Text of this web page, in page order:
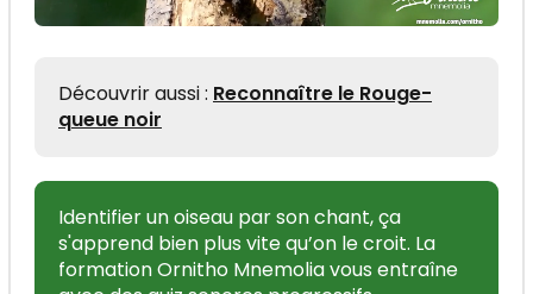
Découvrir aussi : Reconnaître le Rouge-
queue noir
Identifier un oiseau par son chant, ça
s'apprend bien plus vite qu’on le croit. La
formation Ornitho Mnemolia vous entraîne